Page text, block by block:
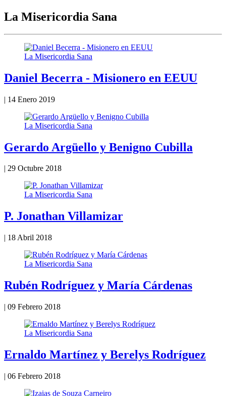
La Misericordia Sana
La Misericordia Sana
Daniel Becerra - Misionero en EEUU
| 14 Enero 2019
La Misericordia Sana
Gerardo Argüello y Benigno Cubilla
| 29 Octubre 2018
La Misericordia Sana
P. Jonathan Villamizar
| 18 Abril 2018
La Misericordia Sana
Rubén Rodríguez y María Cárdenas
| 09 Febrero 2018
La Misericordia Sana
Ernaldo Martínez y Berelys Rodríguez
| 06 Febrero 2018